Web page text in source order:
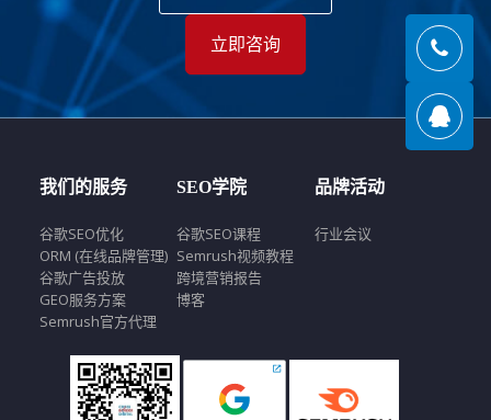
立即咨询
我们的服务
谷歌SEO优化
ORM (在线品牌管理)
谷歌广告投放
GEO服务方案
Semrush官方代理
SEO学院
谷歌SEO课程
Semrush视频教程
跨境营销报告
博客
品牌活动
行业会议